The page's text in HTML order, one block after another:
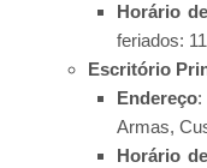
Horário
feriados:
Escritório
Endereço
Armas,
Horário